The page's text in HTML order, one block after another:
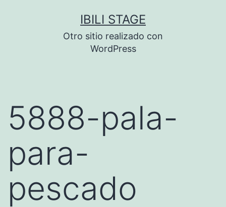
IBILI STAGE
Otro sitio realizado con
WordPress
5888-pala-
para-
pescado